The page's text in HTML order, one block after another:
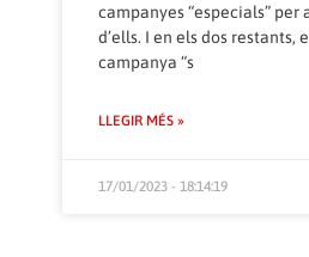
campanyes “especials”
d’ells. I en els dos restants,
campanya “s
LLEGIR MÉS »
17/01/2023 - 18:14:19